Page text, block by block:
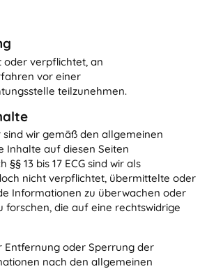
oder verpflichtet, an
vor einer
teilzunehmen.
wir gemäß den allgemeinen
Inhalte auf diesen Seiten
13 bis 17 ECG sind wir als
nicht verpflichtet, übermittelte oder
Informationen zu überwachen oder
forschen, die auf eine rechtswidrige
Entfernung oder Sperrung der
nach den allgemeinen